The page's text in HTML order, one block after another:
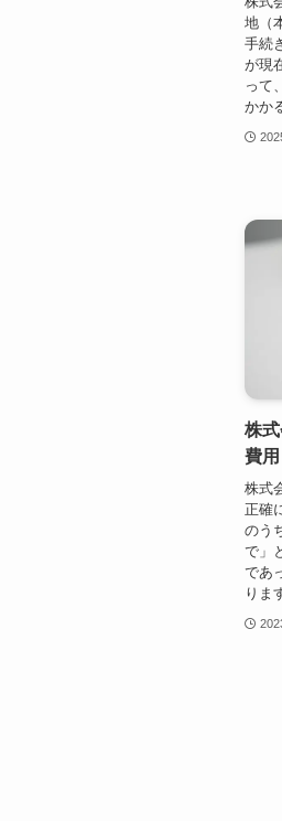
地（
手続
が現
って
かか
株
費用
株式
正確
のう
で」
であ
りま